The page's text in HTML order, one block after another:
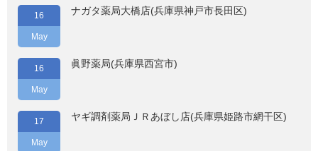
16
May
ナガタ薬局大橋店(兵庫県神戸市長田区)
16
May
眞野薬局(兵庫県西宮市)
17
May
ヤギ調剤薬局ＪＲあぼし店(兵庫県姫路市網干区)